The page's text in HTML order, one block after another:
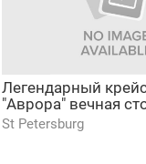
Легендарный
"Аврора" вечная
Петроградской
St Petersburg